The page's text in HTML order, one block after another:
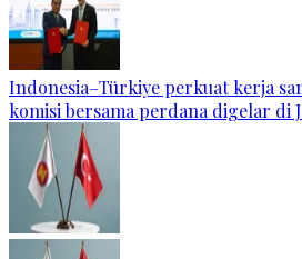
Indonesia–Türkiye perkuat kerja
komisi bersama perdana digelar di